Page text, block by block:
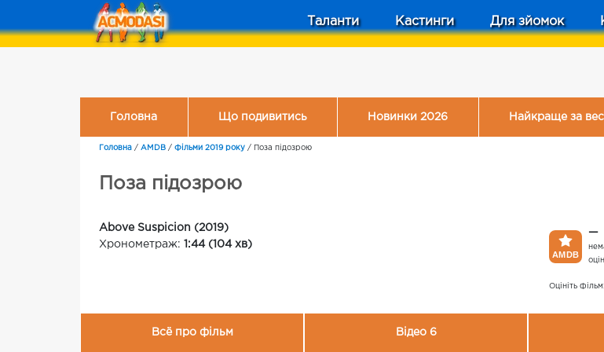
Таланти Кастинги Для зйомок
Головна Що подивитись Новинки 2026 Найкраще за
Головна / AMDB / Фільми 2019 року / Поза підозрою
Поза підозрою
Above Suspicion (2019)
Хронометраж: 1:44 (104 хв)
—
Оцініть фільм:
Всё про фільм Відео 6